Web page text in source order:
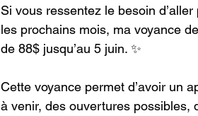
Si vous ressentez le besoin
les prochains mois, ma voyance
de 88$ jusqu’au 5 juin. ✨
Cette voyance permet d’avoir un
à venir, des ouvertures possibles,